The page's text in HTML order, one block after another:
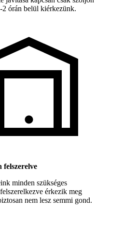
2 órán belül kiérkezünk.
felszerelve
minden szükséges
érkezik meg
nem lesz semmi gond.